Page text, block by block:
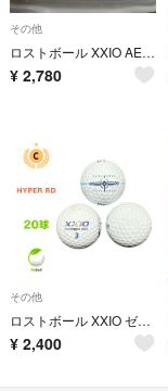
その他
ロストボール XXIO AERO DRIVE パール20球
¥ 2,780
その他
ロストボール XXIO ゼクシオ ハイパー RD ホワイト 20球 Cランク ゴルフボール
¥ 2,400